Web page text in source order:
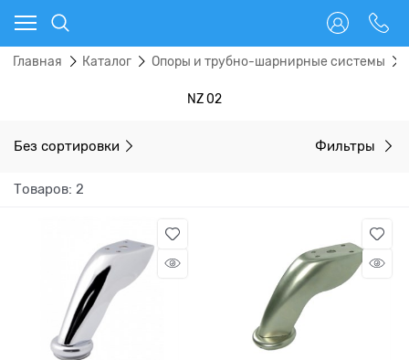
Главная Каталог Опоры и трубно-шарнирные системы
NZ 02
Без сортировки Фильтры
Товаров: 2